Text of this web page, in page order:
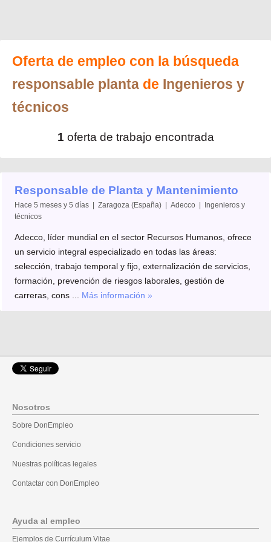
Oferta de empleo con la búsqueda
responsable planta de Ingenieros y
técnicos
1 oferta de trabajo encontrada
Responsable de Planta y Mantenimiento
Hace 5 meses y 5 días | Zaragoza (España) | Adecco | Ingenieros y
técnicos
Adecco, líder mundial en el sector Recursos Humanos, ofrece
un servicio integral especializado en todas las áreas:
selección, trabajo temporal y fijo, externalización de servicios,
formación, prevención de riesgos laborales, gestión de
carreras, cons ... Más información »
Nosotros
Sobre DonEmpleo
Condiciones servicio
Nuestras políticas legales
Contactar con DonEmpleo
Ayuda al empleo
Ejemplos de Currículum Vitae